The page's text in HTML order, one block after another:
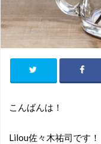
こんばんは！
Lilou佐々木祐司です！